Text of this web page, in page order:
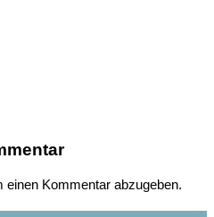
einen Kommentar abzugeben.